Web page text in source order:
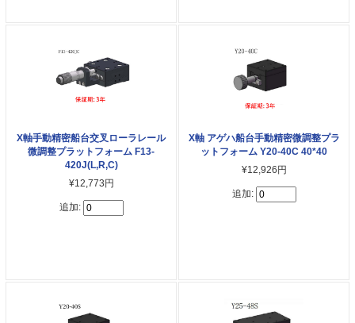
X軸手動精密船台交叉ローラレール
微調整プラットフォーム F13-
420J(L,R,C)
¥12,773円
追加:
X軸 アゲハ船台手動精密微調整プラ
ットフォーム Y20-40C 40*40
¥12,926円
追加: